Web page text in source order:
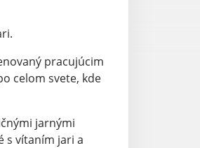
pracujúcim
celom svete, kde
jarnými
s vítaním jari a